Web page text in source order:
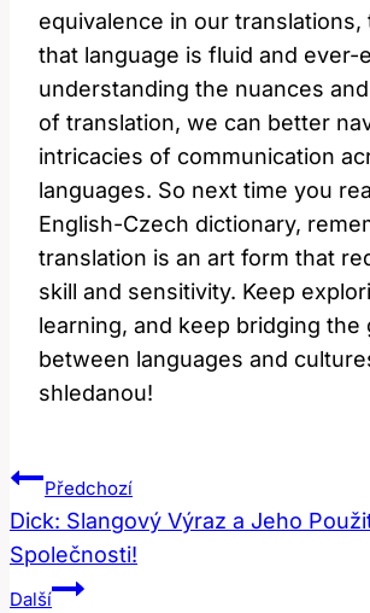
equivalence in our translations,​
that language⁤ is fluid and ever-
understanding the nuances
of translation,⁤ we can better
intricacies of communication
⁢languages. So next time you
English-Czech dictionary,
translation is an art form that
skill and ​sensitivity. Keep‌
learning, and ⁢keep bridging the
between languages and
⁣shledanou!
Navigace
Pro
Příspěvek
Předchozí
Dick: Slangový Výraz a Jeho
Společnosti!
Další